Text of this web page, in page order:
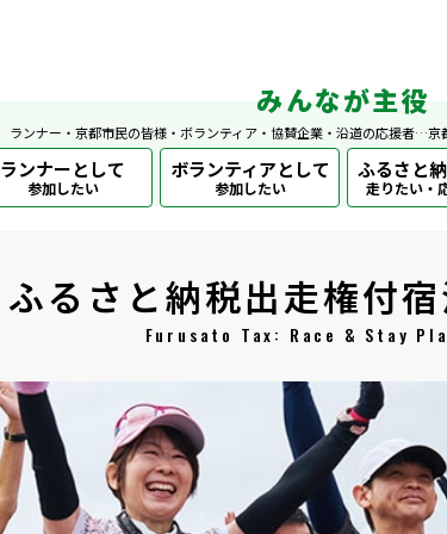
みんなが主役
ランナー・京都市民の皆様・ボランティア・協賛企業・沿道の応援者…
ランナーとして
参加したい
ボランティアとして
参加したい
ふるさと
走りたい・
ふるさと納税出走権付
Furusato Tax: Race & Stay